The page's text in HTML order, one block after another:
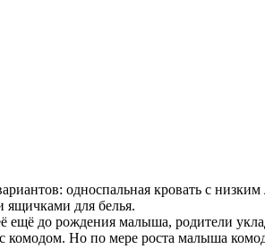
односпальная кровать с
ящичками для белья.
до рождения малыша, родители
комодом. Но по мере роста малыша